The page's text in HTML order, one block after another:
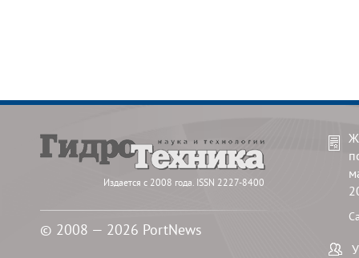
Издается с 2008 года. ISSN 2227-8400
© 2008 — 2026 PortNews